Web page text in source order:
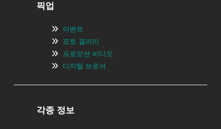
픽업
이벤트
포토 갤러리
프로모션 비디오
디지털 브로셔
각종 정보